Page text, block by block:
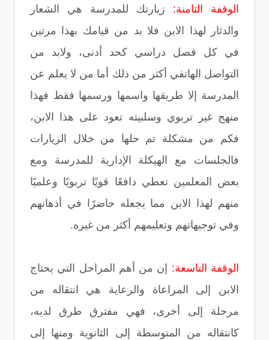
الوقفة الثامنة: زيارتك للمدرسة هي الشعار
والدثار لهذا الابن فلا بد من قيامك بهذا مرتين
في كل فصل دراسي كحد أدنى، ولابد من
التواصل الهاتفي أكثر من ذلك أما من لا يعلم عن
المدرسة إلا طريقها واسمها ورسمها فقط فهذا
منهج غير تربوي وسلبيته تعود على هذا الابن،
فكم من مشكلة تم حلها من خلال الزيارات
فالجلسات مع الهيكلة الإدارية للمدرسة ومع
بعض المعلمين تعطي دافعًا قويًا تربويًا وعلميًا
منهم لهذا الابن مما يجعله حاضرًا في أذهانهم
وفي توجيهاتهم وتعليمهم أكثر من غيره.
الوقفة التاسعة: إن من أهم المراحل التي يحتاج
الابن إلى المراعاة والرعاية هي انتقاله من
مرحلة إلى أخرى، فهي مفترق طرق لديه،
كانتقاله من المتوسطة إلى الثانوية ومنها إلى